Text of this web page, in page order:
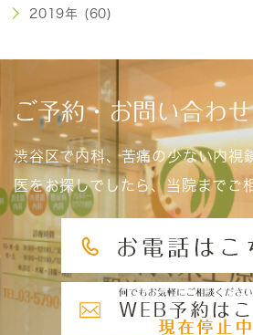
2019年 (60)
ご予約・お問い合わせ
渋谷区で内科、苦痛の少ない内視
医をお探しでしたら、当院までご